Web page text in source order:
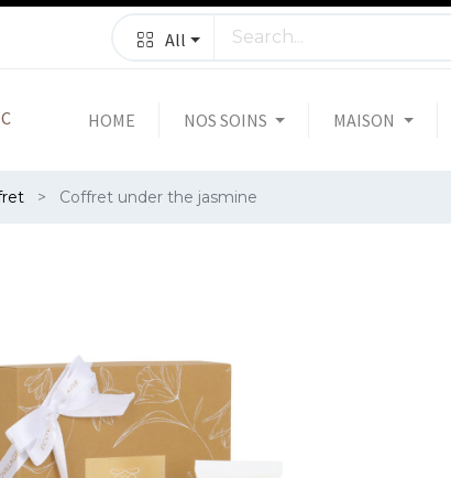
All
HOME NOS SOINS MAISON
Coffret under the jasmine